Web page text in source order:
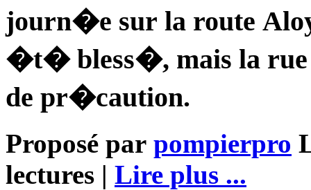
journ�e sur la route
�t� bless�, mais la
de pr�caution.
Proposé par pompierpro
lectures | Lire plus ...